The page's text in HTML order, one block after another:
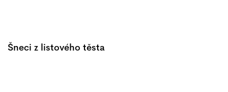
Šneci z listového těsta